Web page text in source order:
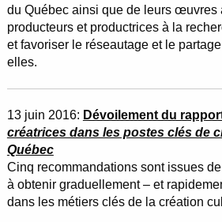
du Québec ainsi que de leurs œuvres
producteurs et productrices à la
et favoriser le réseautage et le
elles.
13 juin 2016: Dévoilement du
créatrices dans les postes clés de
Québec
Cinq recommandations sont issues
à obtenir graduellement – et
dans les métiers clés de la création